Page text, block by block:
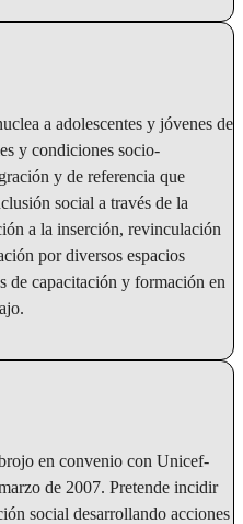
a adolescentes y jóvenes de
y condiciones socio-
y de referencia que
social a través de la
a la inserción, revinculación
por diversos espacios
de capacitación y formación en
en convenio con Unicef-
de 2007. Pretende incidir
social desarrollando acciones